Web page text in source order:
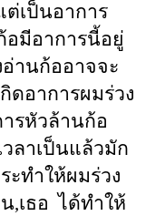
ต่เป็นอาการ
มีอาการนี้อยู่
านก้ออาจจะ
ดอาการผมร่วง
รหัวล้านก้อ
วลาเป็นแล้วมัก
ะทำให้ผมร่วง
,เธอ ได้ทำให้